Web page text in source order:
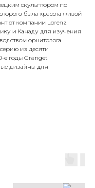
скульптором по
была красота живой
от компании Lorenz
и Канаду для изучения
орнитолога
из десяти
е годы Granget
дизайны для